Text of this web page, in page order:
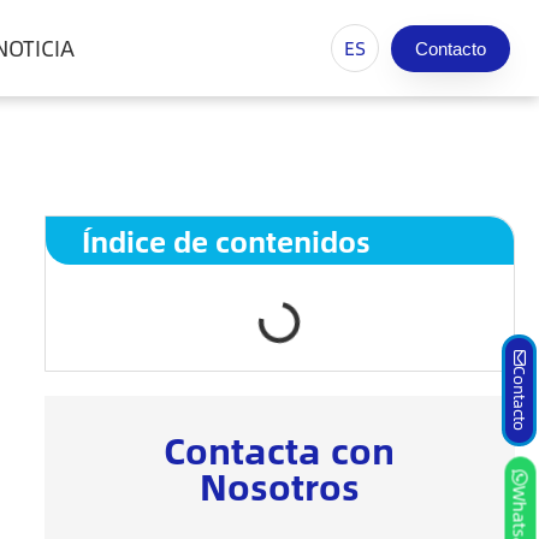
ES Contacto
Índice de contenidos
Contacta con
Nosotros
Contacto